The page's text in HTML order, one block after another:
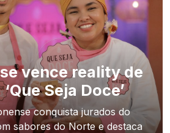
vence reality de
Seja Doce’
conquista jurados do
sabores do Norte e destaca